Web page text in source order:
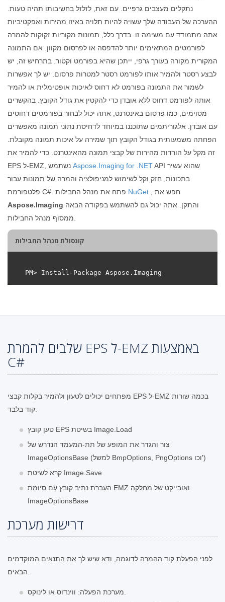
נתקלים מעצבים גרפיים. עם זאת, לזלזל בחשיבותו תהיה טעות.
ההערכה של העבודה שלך עשויה להיות תלויה באיזו מהירות ואפקטיביות
אתה מתמודד עם משימה זו. בדרך כלל, תמונות מקוריות זקוקות להמרה
לפורמטים המתאימים יותר להדפסה או לפרסום מקוון. אם התמונה
המקורית מקורה בעורך גרפי, ייתכן שהיא בפורמט וקטור. בתרחיש זה, יש
לבצע רסטר ולהמיר אותו לפורמט רסטר למטרות פרסום. יש לך אפשרות
לשמור את התמונה בפורמט לא דחוס לאיכות אופטימלית או להמיר
אותה לפורמט דחוס ללא אובדן כדי להקטין את גודל הקובץ. בהקשרים
מסוימים, כמו פרסום באינטרנט, אתה יכול לבחור בפורמטים דחוסים
עם אובדן. אלגוריתמים שתוכננו במיוחד לדחיסת נתוני תמונה מאפשרים
הפחתה משמעותית בגודל הקובץ תוך שמירה על איכות תמונה מקובלת.
זה מקל על הורדות מהירות של קבצי תמונה מהאינטרנט. כדי להמיר את
Aspose.Imaging for .NETAPI שהוא עשיר
בתכונות, חזק וקל לשימוש למניפולציה והמרה של תמונות עבור
NuGet
, חפש את
Aspose.Imaging
קונסולת מנהל החבילות
שלבים להמרת EPS ל-EMZ באמצעות
C#
מפתחים יכולים לטעון ולהמיר בקלות קבצי EPS ל-EMZ בכמה שורות
טען קובץ EPS בשיטת Image.Load
צור והגדר את המופע של תת-המעמד הנדרש של
ImageOptionsBase (למשל BmpOptions, PngOptions וכו')
קרא לשיטת Image.Save
העברת נתיב קובץ עם סיומת EMZ ואובייקט של מחלקה
ImageOptionsBase
דרישות מערכת
לפני הפעלת קוד ההמרה לדוגמה, ודא שיש לך את התנאים המוקדמים